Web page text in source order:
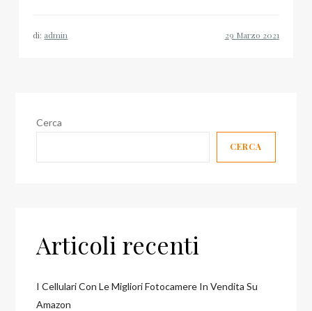
di: admin
Cerca
CERCA
Articoli recenti
I Cellulari Con Le Migliori Fotocamere In Vendita Su
Amazon